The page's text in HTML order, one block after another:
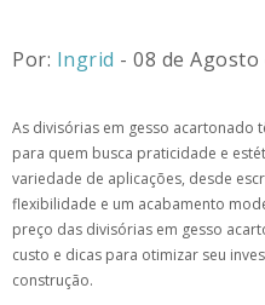
Por: Ingrid - 08 de Agosto
As divisórias em gesso acartonado
para quem busca praticidade e
variedade de aplicações, desde
flexibilidade e um acabamento
preço das divisórias em gesso
custo e dicas para otimizar seu
construção.